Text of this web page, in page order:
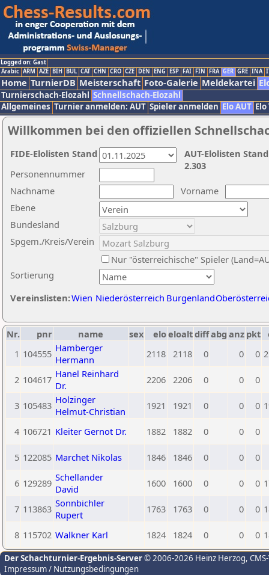
Logged on: Gast
Arabic ARM AZE BIH BUL CAT CHN CRO CZE DEN ENG ESP FAI FIN FRA GER GRE INA
Home TurnierDB Meisterschaft Foto-Galerie Meldekartei
Turnierschach-Elozahl Schnellschach-Elozahl
Allgemeines Turnier anmelden: AUT Spieler anmelden Elo AUT
Willkommen bei den offiziellen
Nachname
Vorname
Ebene
Sortierung
Personennummer
Bundesland
Spgem./Kreis/Verein
Nur "österreichische" Spieler
Vereinslisten:Wien Niederösterreich Burgenland
AUT-Elolisten
2.303
FIDE-Elolisten Stand
Nr. pnr name sex eloeloaltdiffabg anz pkt
1 104555 Hamberger
Hermann
2118 2118 0 0 0
2 104617 Hanel Reinhard
Dr.
2206 2206 0 0 0
3 105483 Holzinger
Helmut-Christian
1921 1921 0 0 0
4 106721 Kleiter Gernot Dr. 1882 1882 0 0 0
5 122085 Marchet Nikolas 1846 1846 0 0 0
6 129289 Schellander
David
1600 1600 0 0 0
7 113863 Sonnbichler
Rupert
1763 1763 0 0 0
8 115702 Walkner Karl 1824 1824 0 0 0
Der Schachturnier-Ergebnis-Server© 2006-2026 Heinz Herzog,
Impressum / Nutzungsbedingungen